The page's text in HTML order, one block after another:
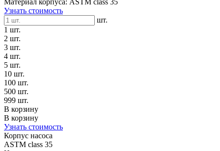
Материал корпуса: ASTM class 35
Узнать стоимость
шт.
1 шт.
2 шт.
3 шт.
4 шт.
5 шт.
10 шт.
100 шт.
500 шт.
999 шт.
В корзину
В корзину
Узнать стоимость
Корпус насоса
ASTM class 35